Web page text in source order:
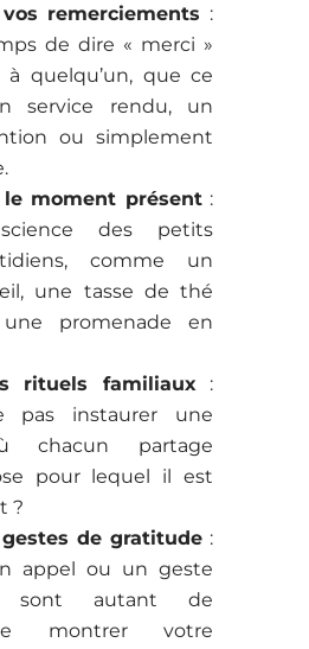
remerciements :
de dire « merci »
à quelqu’un, que ce
service rendu, un
ou simplement
le moment présent:
des petits
comme un
une tasse de thé
promenade en
rituels familiaux:
pas instaurer une
chacun partage
pour lequel il est
?
de gratitude :
appel ou un geste
sont autant de
montrer votre